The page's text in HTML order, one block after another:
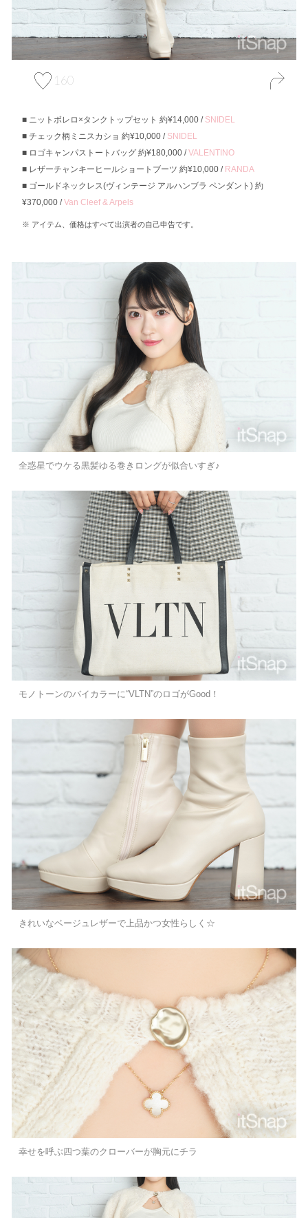
160
ニットボレロ×タンクトップセット 約¥14,000 / SNIDEL
チェック柄ミニスカショ 約¥10,000 / SNIDEL
ロゴキャンパストートバッグ 約¥180,000 /VALENTINO
レザーチャンキーヒールショートブーツ 約¥10,000 / RANDA
ゴールドネックレス(ヴィンテージ アルハンブラ ペンダント) 約
¥370,000 /Van Cleef & Arpels
アイテム、価格はすべて出演者の自己申告です。
全惑星でウケる黒髪ゆる巻きロングが似合いすぎ♪
モノトーンのバイカラーに“VLTN”のロゴがGood！
きれいなベージュレザーで上品かつ女性らしく☆
幸せを呼ぶ四つ葉のクローバーが胸元にチラ